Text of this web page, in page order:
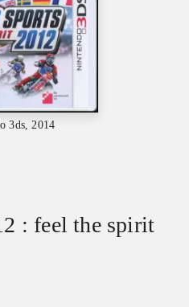
3ds, 2014
: feel the spirit